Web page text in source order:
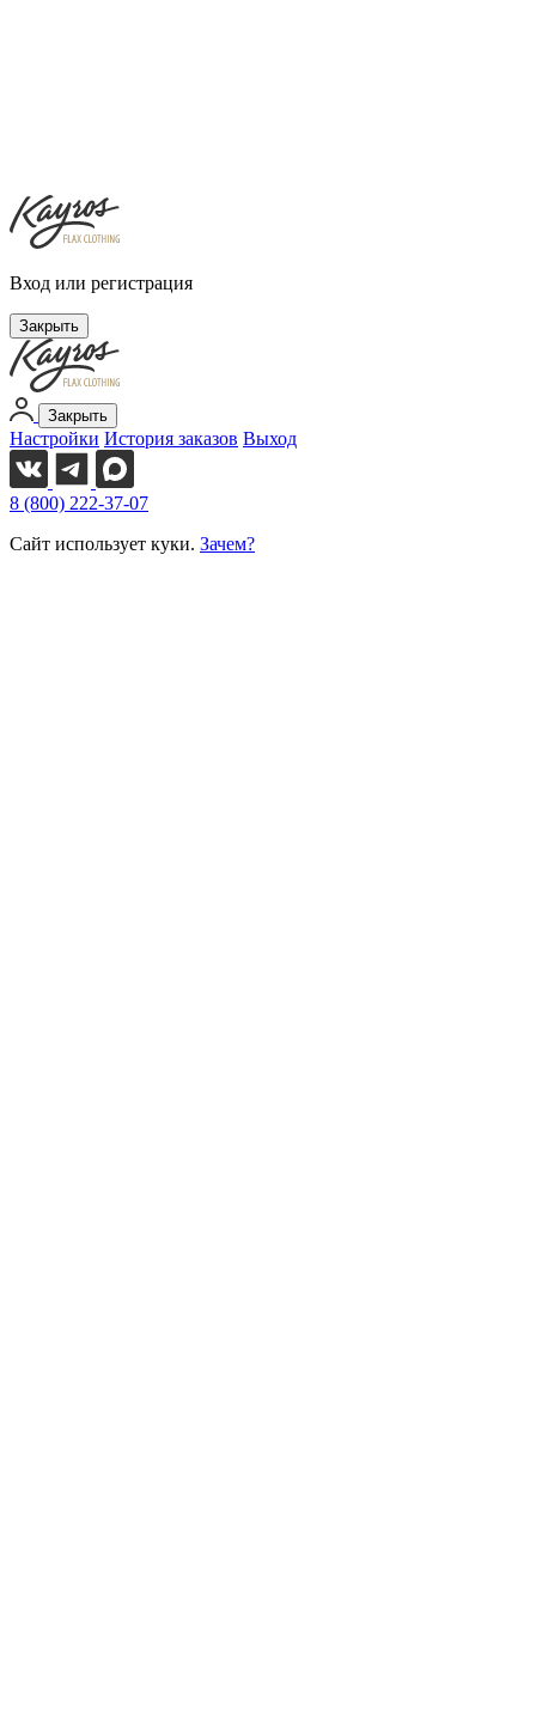
Вход или регистрация
Закрыть
Закрыть
Настройки История заказов Выход
8 (800) 222-37-07
Сайт использует куки. Зачем?